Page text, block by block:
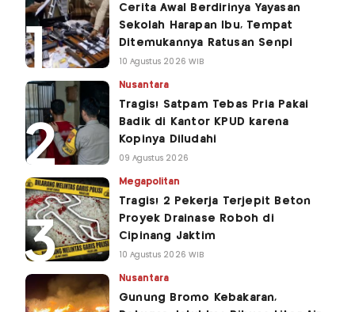
Cerita Awal Berdirinya Yayasan
Sekolah Harapan Ibu, Tempat
Ditemukannya Ratusan Senpi
10 Agustus 2026 WIB
Nusantara
Tragis! Satpam Tebas Pria Pakai
Badik di Kantor KPUD karena
Kopinya Diludahi
09 Agustus 2026
Megapolitan
Tragis! 2 Pekerja Terjepit Beton
Proyek Drainase Roboh di
Cipinang Jaktim
10 Agustus 2026 WIB
Nusantara
Gunung Bromo Kebakaran,